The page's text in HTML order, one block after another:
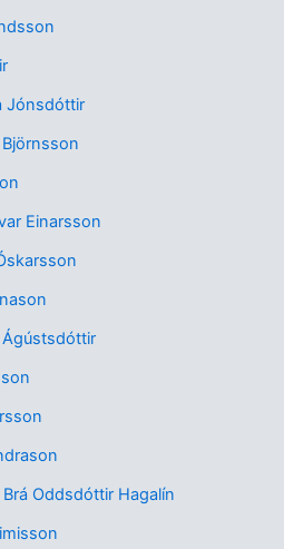
Jónsdóttir
Einarsson
Ágústsdóttir
Oddsdóttir Hagalín